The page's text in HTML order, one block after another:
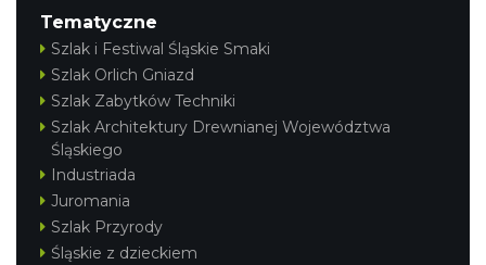
Tematyczne
Szlak i Festiwal Śląskie Smaki
Szlak Orlich Gniazd
Szlak Zabytków Techniki
Szlak Architektury Drewnianej Województwa
Śląskiego
Industriada
Juromania
Szlak Przyrody
Śląskie z dzieckiem